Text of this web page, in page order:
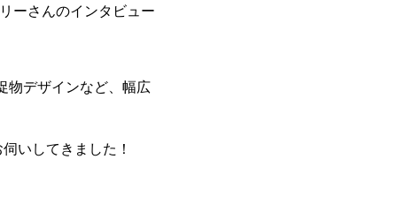
ーさんのインタビュー
物デザインなど、幅広
いしてきました！